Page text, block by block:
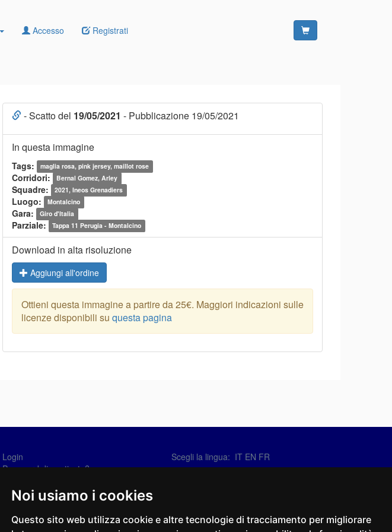
Noi usiamo i cookies
Questo sito web utilizza cookie e altre tecnologie di tracciamento per migliorare
Accesso Registrati
- Scatto del 19/05/2021 - Pubblicazione 19/05/2021
In questa immagine
Tags: maglia rosa, pink jersey, maillot rose
Corridori: Bernal Gomez, Arley
Squadre: 2021, Ineos Grenadiers
Luogo: Montalcino
Gara: Giro d'Italia
Parziale: Tappa 11 Perugia - Montalcino
Download in alta risoluzione
Aggiungi all'ordine
Ottieni questa immagine a partire da 25€. Maggiori indicazioni sulle
licenze disponibili su questa pagina
Login
Password dimenticata?
Scegli la lingua: IT EN FR
Social